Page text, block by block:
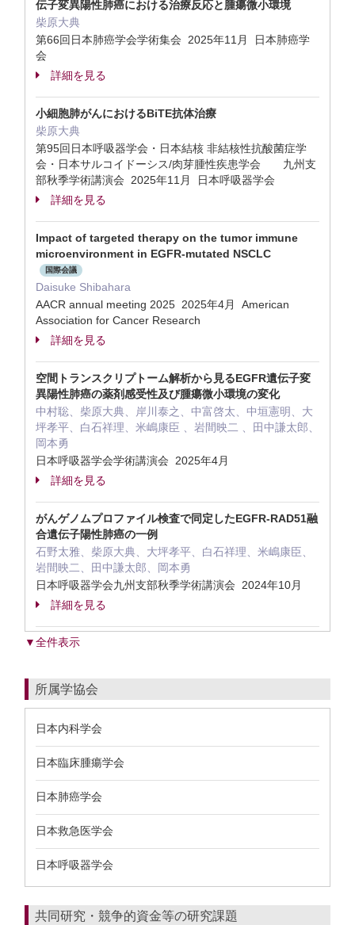
伝子変異陽性肺癌における治療反応と腫瘍微小環境
柴原大典
第66回日本肺癌学会学術集会 2025年11月 日本肺癌学
会
詳細を見る
小細胞肺がんにおけるBiTE抗体治療
柴原大典
第95回日本呼吸器学会・日本結核 非結核性抗酸菌症学
会・日本サルコイドーシス/肉芽腫性疾患学会 九州支
部秋季学術講演会 2025年11月 日本呼吸器学会
詳細を見る
Impact of targeted therapy on the tumor immune
microenvironment in EGFR-mutated NSCLC
国際会議
Daisuke Shibahara
AACR annual meeting 2025 2025年4月 American
Association for Cancer Research
詳細を見る
空間トランスクリプトーム解析から見るEGFR遺伝子変
異陽性肺癌の薬剤感受性及び腫瘍微小環境の変化
中村聡、柴原大典、岸川泰之、中富啓太、中垣憲明、大
坪孝平、白石祥理、米嶋康臣 、岩間映二 、田中謙太郎、
岡本勇
日本呼吸器学会学術講演会 2025年4月
詳細を見る
がんゲノムプロファイル検査で同定したEGFR-RAD51融
合遺伝子陽性肺癌の一例
石野太雅、柴原大典、大坪孝平、白石祥理、米嶋康臣、
岩間映二、田中謙太郎、岡本勇
日本呼吸器学会九州支部秋季学術講演会 2024年10月
詳細を見る
▼全件表示
所属学協会
日本内科学会
日本臨床腫瘍学会
日本肺癌学会
日本救急医学会
日本呼吸器学会
共同研究・競争的資金等の研究課題